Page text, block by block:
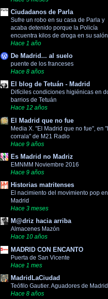
Ciudadanos de Parla
Sufre un robo en su casa de Parla y
acaba detenido porque la Policía
encuentra kilos de droga en su salón
Hace 1 año
De Madrid... al suelo
puente de los franceses
Hace 8 años
El blog de Tetuán - Madrid
Difíciles condiciones higiénicas en
barrios de Tetuán
Hace 12 años
El Madrid que no fue
Media X. "El Madrid que no fue", en
corrala" de M21 Radio
Hace 9 años
Es Madrid no Madriz
EMNMM Noviembre 2016
Hace 9 años
Historias matritenses
El nacimiento del movimiento pop en
Madrid
Hace 3 meses
M@driz hacia arriba
Almacenes Mazón
Hace 10 años
MADRID CON ENCANTO
Puerta de San Vicente
Hace 1 mes
MadridLaCiudad
Teófilo Gautier. Aguadores de Madrid
Hace 8 años